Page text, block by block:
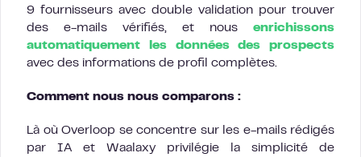
9 fournisseurs avec double validation pour trouver
des e-mails vérifiés, et nous enrichissons
automatiquement les données des prospects
avec des informations de profil complètes.
Comment nous nous comparons :
Là où Overloop se concentre sur les e-mails rédigés
par IA et Waalaxy privilégie la simplicité de